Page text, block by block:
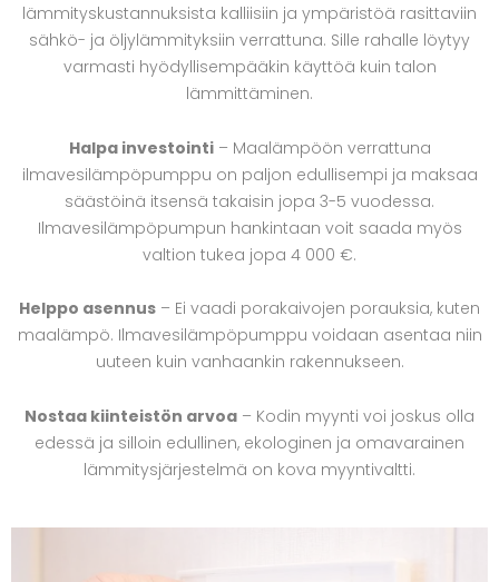
lämmityskustannuksista kalliisiin ja ympäristöä rasittaviin
sähkö- ja öljylämmityksiin verrattuna. Sille rahalle löytyy
varmasti hyödyllisempääkin käyttöä kuin talon
lämmittäminen.
Halpa investointi– Maalämpöön verrattuna
ilmavesilämpöpumppu on paljon edullisempi ja maksaa
säästöinä itsensä takaisin jopa 3-5 vuodessa.
Ilmavesilämpöpumpun hankintaan voit saada myös
valtion tukea jopa 4 000 €.
Helppo asennus – Ei vaadi porakaivojen porauksia, kuten
maalämpö. Ilmavesilämpöpumppu voidaan asentaa niin
uuteen kuin vanhaankin rakennukseen.
Nostaa kiinteistön arvoa – Kodin myynti voi joskus olla
edessä ja silloin edullinen, ekologinen ja omavarainen
lämmitysjärjestelmä on kova myyntivaltti.